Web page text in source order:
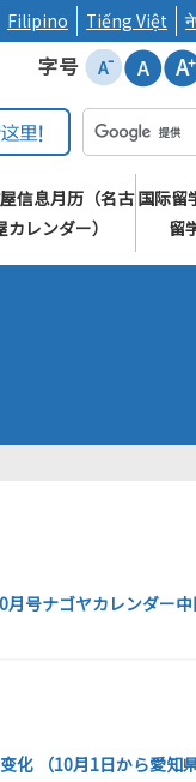
Filipino Tiếng Việt
字号
信息月历（名古
カレンダー）
国际留
留
号ナゴヤカレンダー中
化 （10月1日から愛知